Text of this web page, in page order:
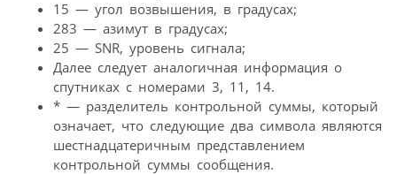
15 — угол возвышения, в градусах;
283 — азимут в градусах;
25 — SNR, уровень сигнала;
Далее следует аналогичная информация о
спутниках с номерами 3, 11, 14.
* — разделитель контрольной суммы, который
означает, что следующие два символа являются
шестнадцатеричным представлением
контрольной суммы сообщения.